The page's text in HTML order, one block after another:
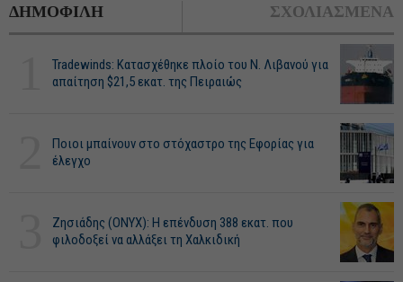
ΔΗΜΟΦΙΛΗ ΣΧΟΛΙΑΣΜΕΝΑ
Tradewinds: Κατασχέθηκε πλοίο του Ν. Λιβανού για
απαίτηση $21,5 εκατ. της Πειραιώς
Ποιοι μπαίνουν στο στόχαστρο της Εφορίας για
έλεγχο
Ζησιάδης (ONYX): Η επένδυση 388 εκατ. που
φιλοδοξεί να αλλάξει τη Χαλκιδική